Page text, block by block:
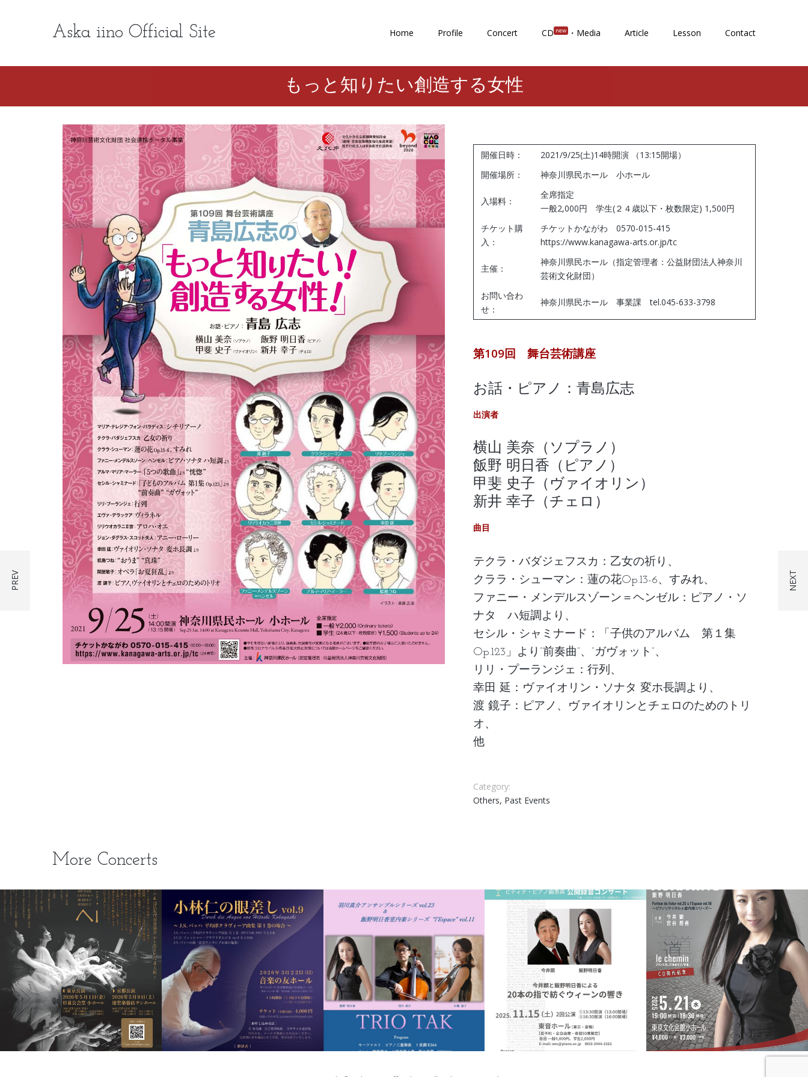
Aska iino Official Site Home Profile Concert CD new ・Media Article Lesson Contact
もっと知りたい創造する女性
開催日時：
2021/9/25(土)14時開演 （13:15開場）
開催場所：
神奈川県民ホール 小ホール
入場料：
全席指定
一般2,000円 学生(２４歳以下・枚数限定) 1,500円
チケット購
入：
チケットかながわ 0570-015-415
https://www.kanagawa-arts.or.jp/tc
主催：
神奈川県民ホール（指定管理者：公益財団法人神奈川
芸術文化財団）
お問い合わ
せ：
神奈川県民ホール 事業課 tel.045-633-3798
第109回 舞台芸術講座
お話・ピアノ：青島広志
出演者
横山 美奈（ソプラノ）
飯野 明日香（ピアノ）
甲斐 史子（ヴァイオリン）
新井 幸子（チェロ）
曲目
テクラ・バダジェフスカ：乙女の祈り、
クララ・シューマン：蓮の花Op.13-6、すみれ、
ファニー・メンデルスゾーン＝ヘンゼル：ピアノ・ソ
ナタ ハ短調より、
セシル・シャミナード：「子供のアルバム 第１集
Op.123」より”前奏曲”、”ガヴォット”、
リリ・プーランジェ：行列、
幸田 延：ヴァイオリン・ソナタ 変ホ長調より、
渡 鏡子：ピアノ、ヴァイオリンとチェロのためのトリ
オ、
他
Category:
Others, Past Events
More Concerts